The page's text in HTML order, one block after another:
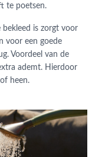
te poetsen.
is zorgt voor
voor een goede
Voordeel van de
ademt. Hierdoor
heen.